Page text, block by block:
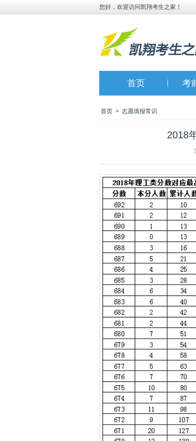
您好，欢迎访问凯翔考生之家！
首页 考
首页 > 志愿填报常识
2018